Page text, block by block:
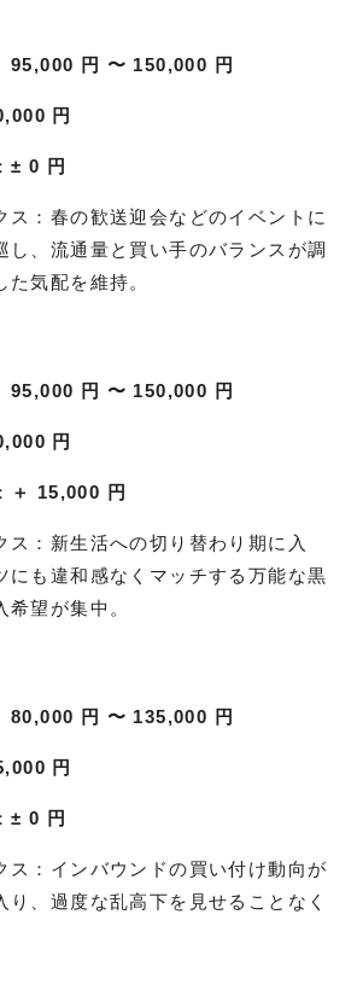
95,000 円 〜 150,000 円
円
± 0 円
ス：春の歓送迎会などのイベントに
し、流通量と買い手のバランスが調
気配を維持。
95,000 円 〜 150,000 円
円
＋ 15,000 円
ス：新生活への切り替わり期に入
にも違和感なくマッチする万能な黒
望が集中。
80,000 円 〜 135,000 円
円
± 0 円
ス：インバウンドの買い付け動向が
り、過度な乱高下を見せることなく